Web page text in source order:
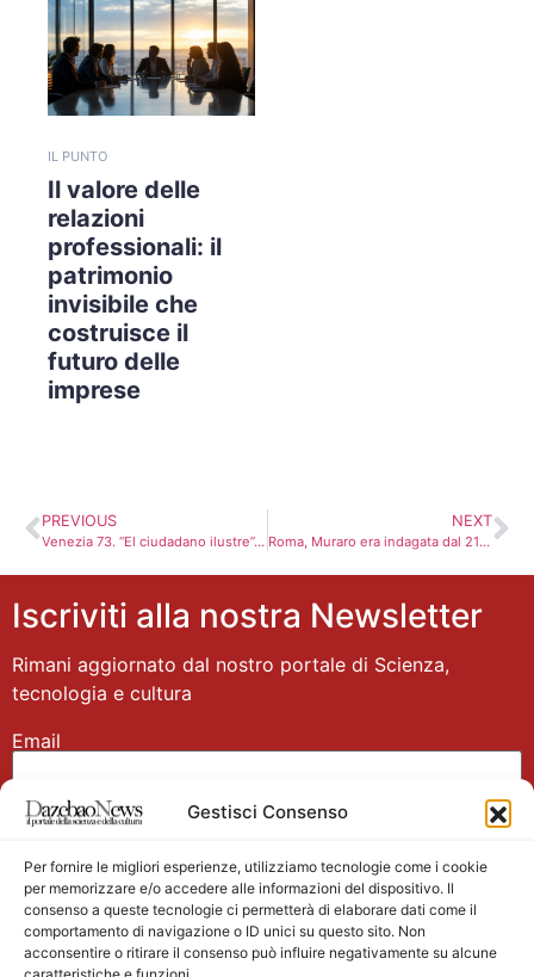
Gestisci Consenso
Per fornire le migliori esperienze, utilizziamo tecnologie come i cookie
per memorizzare e/o accedere alle informazioni del dispositivo. Il
consenso a queste tecnologie ci permetterà di elaborare dati come il
comportamento di navigazione o ID unici su questo sito. Non
acconsentire o ritirare il consenso può influire negativamente su alcune
IL PUNTO
Il valore delle
relazioni
professionali: il
patrimonio
invisibile che
costruisce il
futuro delle
imprese
PREVIOUS
Venezia 73. “El ciudadano ilustre”, papabile tra i Leoni
NEXT
Roma, Muraro era indagata dal 21 aprile
Iscriviti alla nostra Newsletter
Rimani aggiornato dal nostro portale di Scienza,
tecnologia e cultura
Email
Nome